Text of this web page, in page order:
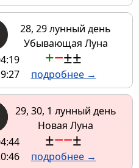
28, 29 лунный день
Убывающая Луна
+−±±
подробнее →
29, 30, 1 лунный день
Новая Луна
±−−±
подробнее →